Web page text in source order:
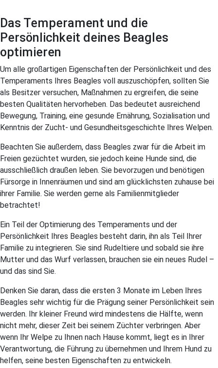
Das Temperament und die
Persönlichkeit deines Beagles
optimieren
Um alle großartigen Eigenschaften der Persönlichkeit und des
Temperaments Ihres Beagles voll auszuschöpfen, sollten Sie
als Besitzer versuchen, Maßnahmen zu ergreifen, die seine
besten Qualitäten hervorheben. Das bedeutet ausreichend
Bewegung, Training, eine gesunde Ernährung, Sozialisation und
Kenntnis der Zucht- und Gesundheitsgeschichte Ihres Welpen.
Beachten Sie außerdem, dass Beagles zwar für die Arbeit im
Freien gezüchtet wurden, sie jedoch keine Hunde sind, die
ausschließlich draußen leben. Sie bevorzugen und benötigen
Fürsorge in Innenräumen und sind am glücklichsten zuhause bei
ihrer Familie. Sie werden gerne als Familienmitglieder
betrachtet!
Ein Teil der Optimierung des Temperaments und der
Persönlichkeit Ihres Beagles besteht darin, ihn als Teil Ihrer
Familie zu integrieren. Sie sind Rudeltiere und sobald sie ihre
Mutter und das Wurf verlassen, brauchen sie ein neues Rudel –
und das sind Sie.
Denken Sie daran, dass die ersten 3 Monate im Leben Ihres
Beagles sehr wichtig für die Prägung seiner Persönlichkeit sein
werden. Ihr kleiner Freund wird mindestens die Hälfte, wenn
nicht mehr, dieser Zeit bei seinem Züchter verbringen. Aber
wenn Ihr Welpe zu Ihnen nach Hause kommt, liegt es in Ihrer
Verantwortung, die Führung zu übernehmen und Ihrem Hund zu
helfen, seine besten Eigenschaften zu entwickeln.